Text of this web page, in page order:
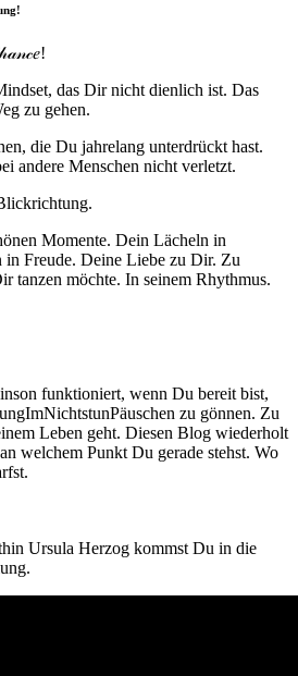
das Dir nicht dienlich ist. Das
zu gehen.
die Du jahrelang unterdrückt hast.
andere Menschen nicht verletzt.
Momente. Dein Lächeln in
Freude. Deine Liebe zu Dir. Zu
tanzen möchte. In seinem Rhythmus.
funktioniert, wenn Du bereit bist,
zu gönnen. Zu
Leben geht. Diesen Blog wiederholt
welchem Punkt Du gerade stehst. Wo
Ursula Herzog kommst Du in die